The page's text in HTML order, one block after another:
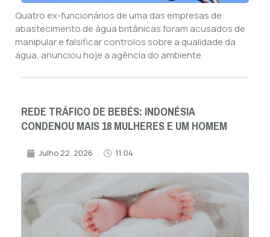
Quatro ex-funcionários de uma das empresas de
abastecimento de água britânicas foram acusados de
manipular e falsificar controlos sobre a qualidade da
água, anunciou hoje a agência do ambiente.
REDE TRÁFICO DE BEBÉS: INDONÉSIA
CONDENOU MAIS 18 MULHERES E UM HOMEM
Julho 22, 2026 11:04